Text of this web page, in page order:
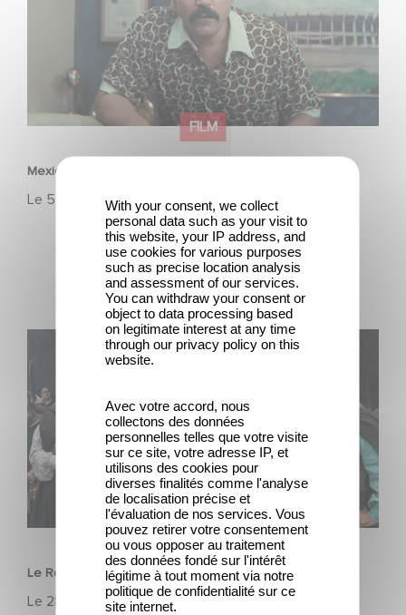
FILM
Mexico 86, est à retrouver dès maintenant sur Netflix
Le 5 juin 2026
FILM
Le Roi du Game : la nouvelle comédie d'Eric Judor
Le 28 avril 2026
Le Roi du Game : la nouvelle comédie d'Eric Judor
With your consent, we collect
personal data such as your visit to
this website, your IP address, and
use cookies for various purposes
such as precise location analysis
and assessment of our services.
You can withdraw your consent or
object to data processing based
on legitimate interest at any time
through our privacy policy on this
website.
Avec votre accord, nous
collectons des données
personnelles telles que votre visite
sur ce site, votre adresse IP, et
utilisons des cookies pour
diverses finalités comme l'analyse
de localisation précise et
l'évaluation de nos services. Vous
pouvez retirer votre consentement
ou vous opposer au traitement
des données fondé sur l'intérêt
légitime à tout moment via notre
politique de confidentialité sur ce
site internet.